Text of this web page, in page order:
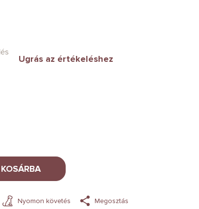
Ugrás az értékeléshez
Nyomon követés Megosztás